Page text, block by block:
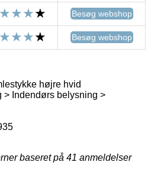
Besøg webshop
Besøg webshop
højre hvid
> Indendørs belysning >
baseret på 41 anmeldelser